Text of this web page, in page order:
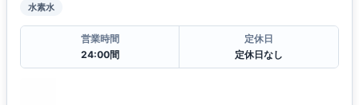
水素水
営業時間
24:00間
定休日
定休日なし